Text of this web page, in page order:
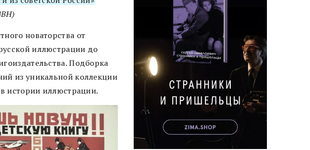
новаторства от
иллюстрации до
Подборка
из уникальной коллекции
истории иллюстрации.